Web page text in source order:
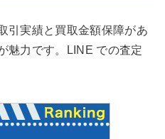
引実績と買取金額保障があ
魅力です。LINE での査定